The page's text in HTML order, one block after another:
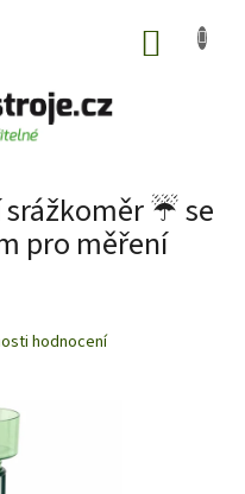
☔ se
pro měření
hodnocení